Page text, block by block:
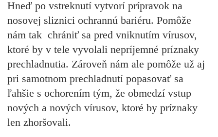
Hneď po vstreknutí vytvorí prípravok na
nosovej sliznici ochrannú bariéru. Pomôže
nám tak chrániť sa pred vniknutím vírusov,
ktoré by v tele vyvolali nepríjemné príznaky
prechladnutia. Zároveň nám ale pomôže už aj
pri samotnom prechladnutí popasovať sa
ľahšie s ochorením tým, že obmedzí vstup
nových a nových vírusov, ktoré by príznaky
len zhoršovali.